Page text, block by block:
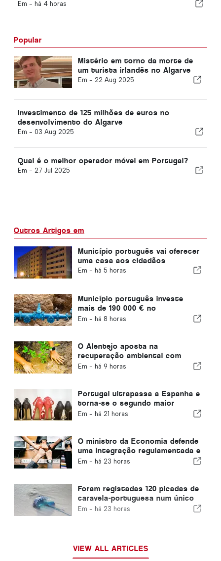
Em - há 4 horas
Popular
Mistério em torno da morte de
um turista irlandês no Algarve
Em - 22 Aug 2025
Investimento de 125 milhões de euros no
desenvolvimento do Algarve
Em - 03 Aug 2025
Qual é o melhor operador móvel em Portugal?
Em - 27 Jul 2025
Outros Artigos em
Município português vai oferecer
uma casa aos cidadãos
Em - há 5 horas
Município português investe
mais de 190 000 € no
abastecimento de água
Em - há 8 horas
O Alentejo aposta na
recuperação ambiental com
fundos europeus
Em - há 9 horas
Portugal ultrapassa a Espanha e
torna-se o segundo maior
produtor de calçado da Europa
Em - há 21 horas
O ministro da Economia defende
uma integração regulamentada e
garante um canal acelerado para
Em - há 23 horas
Foram registadas 120 picadas de
caravela-portuguesa num único
dia
Em - há 23 horas
VIEW ALL ARTICLES